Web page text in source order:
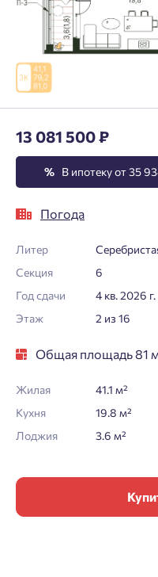
13 081 500 ₽
% В ипотеку от 35
Погода
Литер
Секция
6
Год сдачи
4 кв. 2026 г.
Этаж
2 из 16
Общая площадь 81
Жилая
41.1 м²
Кухня
19.8 м²
Лоджия
3.6 м²